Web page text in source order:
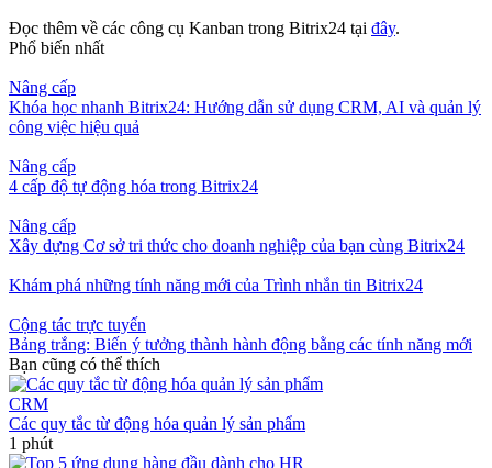
Đọc thêm về các công cụ Kanban trong Bitrix24 tại đây.
Phổ biến nhất
Nâng cấp
Khóa học nhanh Bitrix24: Hướng dẫn sử dụng CRM, AI và quản lý
công việc hiệu quả
Nâng cấp
4 cấp độ tự động hóa trong Bitrix24
Nâng cấp
Xây dựng Cơ sở tri thức cho doanh nghiệp của bạn cùng Bitrix24
Khám phá những tính năng mới của Trình nhắn tin Bitrix24
Cộng tác trực tuyến
Bảng trắng: Biến ý tưởng thành hành động bằng các tính năng mới
Bạn cũng có thể thích
CRM
Các quy tắc từ động hóa quản lý sản phẩm
1 phút